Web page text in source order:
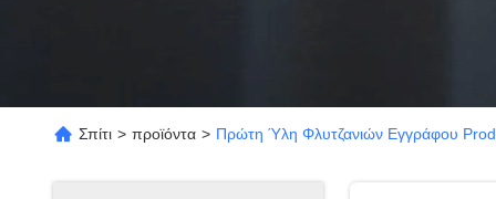
Σπίτι > προϊόντα > Πρώτη Ύλη Φλυτζανιών Εγγράφου